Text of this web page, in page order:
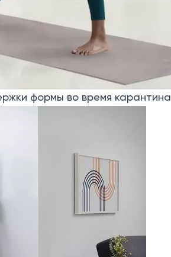
формы во время карантина